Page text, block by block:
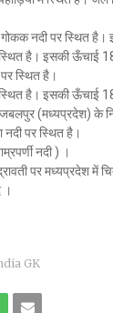
नदी पर स्थित है।
है। इसकी ऊँचाई
पर स्थित है।
है। इसकी ऊँचाई
जबलपुर (मध्यप्रदेश) के
नदी पर स्थित है।
नदी ) ।
पर मध्यप्रदेश में
।
GK